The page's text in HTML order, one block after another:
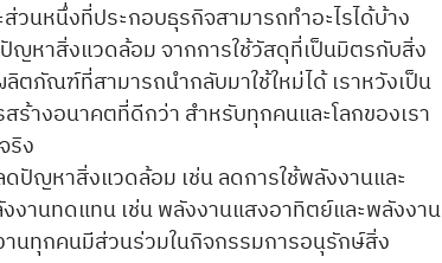
วนหนึ่งที่ประกอบธุรกิจสามารถทำอะไรได้บ้าง
หาสิ่งแวดล้อม จากการใช้วัสดุที่เป็นมิตรกับสิ่ง
ภัณฑ์ที่สามารถนำกลับมาใช้ใหม่ได้ เราหวังเป็น
ร้างอนาคตที่ดีกว่า สำหรับทุกคนและโลกของเรา
ริง
ปัญหาสิ่งแวดล้อม เช่น ลดการใช้พลังงานและ
านทดแทน เช่น พลังงานแสงอาทิตย์และพลังงาน
นทุกคนมีส่วนร่วมในกิจกรรมการอนุรักษ์สิ่ง